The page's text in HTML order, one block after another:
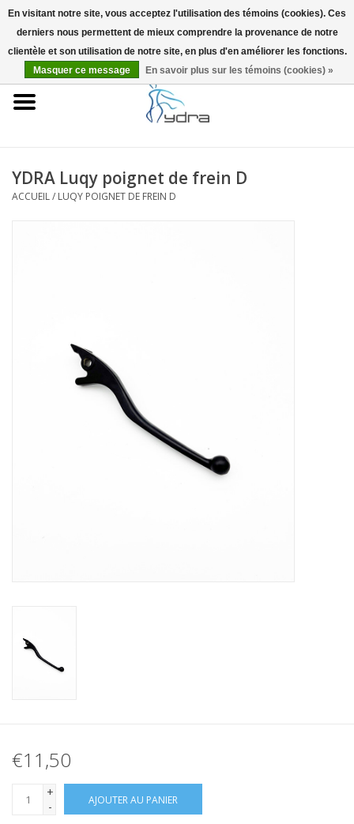
EUR
Accueil
YDRA Luqy poignet de frein D
ACCUEIL/ LUQY POIGNET DE FREIN D
€11,50
+
-
AJOUTER AU PANIER
En visitant notre site, vous acceptez l'utilisation des témoins (cookies). Ces
derniers nous permettent de mieux comprendre la provenance de notre
clientèle et son utilisation de notre site, en plus d'en améliorer les fonctions.
Masquer ce message
En savoir plus sur les témoins (cookies) »